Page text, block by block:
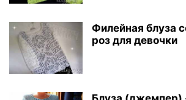
Филейная блуза
роз для девочки